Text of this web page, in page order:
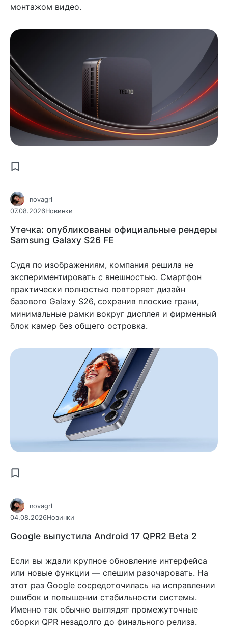
монтажом видео.
novagrl
07.08.2026Новинки
Утечка: опубликованы официальные рендеры
Samsung Galaxy S26 FE
Судя по изображениям, компания решила не
экспериментировать с внешностью. Смартфон
практически полностью повторяет дизайн
базового Galaxy S26, сохранив плоские грани,
минимальные рамки вокруг дисплея и фирменный
блок камер без общего островка.
novagrl
04.08.2026Новинки
Google выпустила Android 17 QPR2 Beta 2
Если вы ждали крупное обновление интерфейса
или новые функции — спешим разочаровать. На
этот раз Google сосредоточилась на исправлении
ошибок и повышении стабильности системы.
Именно так обычно выглядят промежуточные
сборки QPR незадолго до финального релиза.